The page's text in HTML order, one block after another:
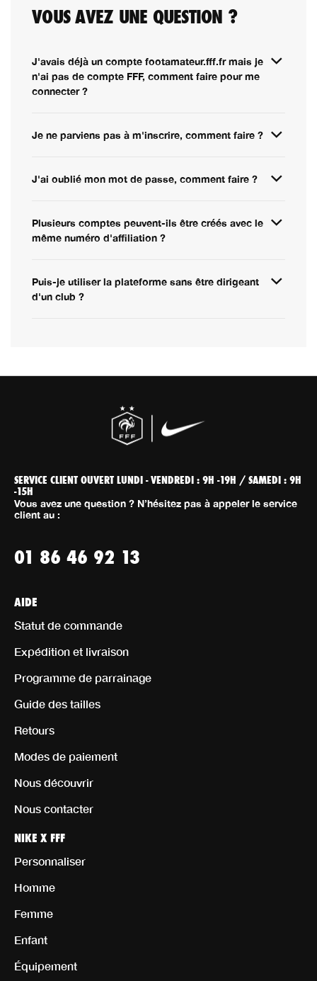
VOUS AVEZ UNE QUESTION ?
J'avais déjà un compte footamateur.fff.fr mais je
n'ai pas de compte FFF, comment faire pour me
connecter ?
Je ne parviens pas à m'inscrire, comment faire ?
J'ai oublié mon mot de passe, comment faire ?
Plusieurs comptes peuvent-ils être créés avec le
même numéro d'affiliation ?
Puis-je utiliser la plateforme sans être dirigeant
d'un club ?
SERVICE CLIENT OUVERT LUNDI - VENDREDI : 9H -19H / SAMEDI : 9H
-15H
Vous avez une question ? N’hésitez pas à appeler le service
client au :
01 86 46 92 13
AIDE
Statut de commande
Expédition et livraison
Programme de parrainage
Guide des tailles
Retours
Modes de paiement
Nous découvrir
Nous contacter
NIKE X FFF
Personnaliser
Homme
Femme
Enfant
Équipement